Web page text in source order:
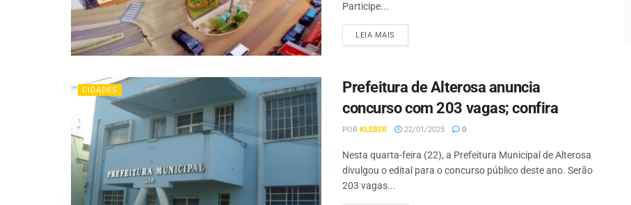
Participe...
LEIA MAIS
CIDADES
Prefeitura de Alterosa anuncia
concurso com 203 vagas; confira
POR KLEBER 22/01/2025 0
Nesta quarta-feira (22), a Prefeitura Municipal de Alterosa
divulgou o edital para o concurso público deste ano. Serão
203 vagas...